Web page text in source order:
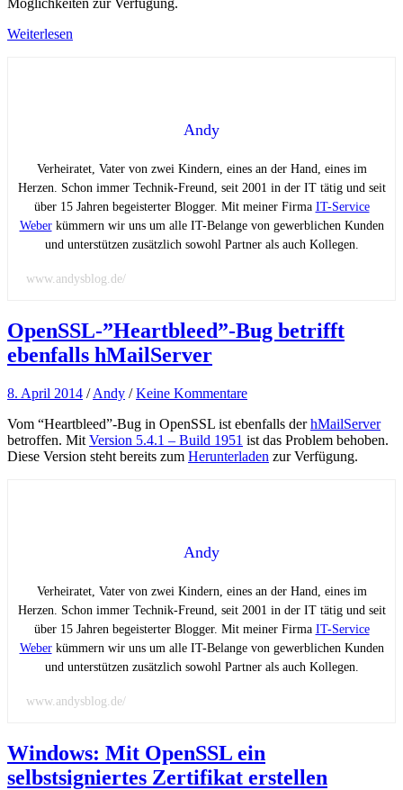
Möglichkeiten zur Verfügung.
Weiterlesen
Andy
Verheiratet, Vater von zwei Kindern, eines an der Hand, eines im
Herzen. Schon immer Technik-Freund, seit 2001 in der IT tätig und seit
über 15 Jahren begeisterter Blogger. Mit meiner Firma IT-Service
Weberkümmern wir uns um alle IT-Belange von gewerblichen Kunden
und unterstützen zusätzlich sowohl Partner als auch Kollegen.
www.andysblog.de/
OpenSSL-”Heartbleed”-Bug betrifft
ebenfalls hMailServer
8. April 2014 /Andy /Keine Kommentare
Vom “Heartbleed”-Bug in OpenSSL ist ebenfalls derhMailServer
betroffen. Mit Version 5.4.1 – Build 1951 ist das Problem behoben.
Diese Version steht bereits zum Herunterladen zur Verfügung.
Andy
Verheiratet, Vater von zwei Kindern, eines an der Hand, eines im
Herzen. Schon immer Technik-Freund, seit 2001 in der IT tätig und seit
über 15 Jahren begeisterter Blogger. Mit meiner Firma IT-Service
Weberkümmern wir uns um alle IT-Belange von gewerblichen Kunden
und unterstützen zusätzlich sowohl Partner als auch Kollegen.
www.andysblog.de/
Windows: Mit OpenSSL ein
selbstsigniertes Zertifikat erstellen